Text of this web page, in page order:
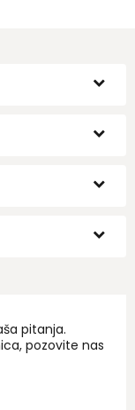
pitanja.
pozovite nas